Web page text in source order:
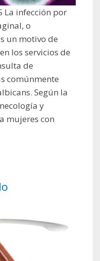
La infección por
o
un motivo de
los servicios de
de
comúnmente
Según la
y
mujeres con